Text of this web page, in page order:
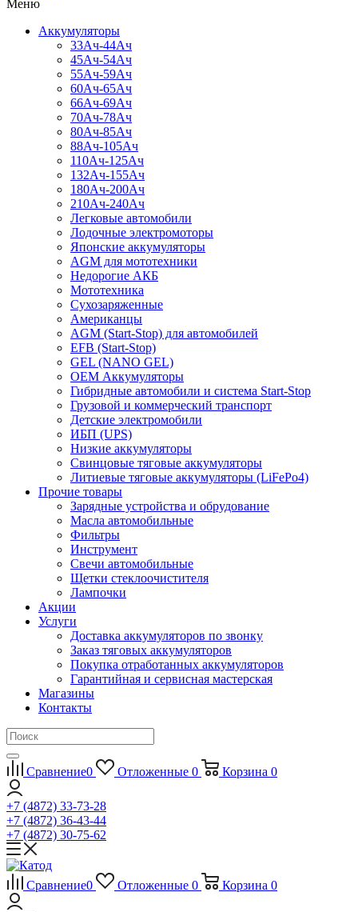
Меню
Аккумуляторы
33Ач-44Ач
45Ач-54Ач
55Ач-59Ач
60Ач-65Ач
66Ач-69Ач
70Ач-78Ач
80Ач-85Ач
88Ач-105Ач
110Ач-125Ач
132Ач-155Ач
180Ач-200Ач
210Ач-240Ач
Легковые автомобили
Лодочные электромоторы
Японские аккумуляторы
AGM для мототехники
Недорогие АКБ
Мототехника
Сухозаряженные
Американцы
AGM (Start-Stop) для автомобилей
EFB (Start-Stop)
GEL (NANO GEL)
OEM Аккумуляторы
Гибридные автомобили и система Start-Stop
Грузовой и коммерческий транспорт
Детские электромобили
ИБП (UPS)
Низкие аккумуляторы
Свинцовые тяговые аккумуляторы
Литиевые тяговые аккумуляторы (LiFePo4)
Прочие товары
Зарядные устройства и обрудование
Масла автомобильные
Фильтры
Инструмент
Свечи автомобильные
Щетки стеклоочистителя
Лампочки
Акции
Услуги
Доставка аккумуляторов по звонку
Заказ тяговых аккумуляторов
Покупка отработанных аккумуляторов
Гарантийная и сервисная мастерская
Магазины
Контакты
Сравнение0 Отложенные 0 Корзина 0
+7 (4872) 33-73-28
+7 (4872) 36-43-44
+7 (4872) 30-75-62
Сравнение0 Отложенные 0 Корзина 0